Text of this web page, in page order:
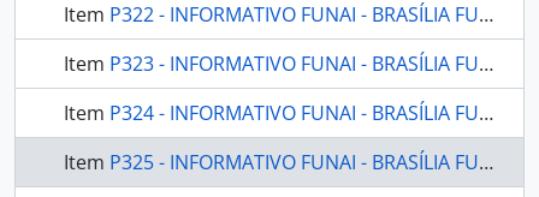
Item P322 - INFORMATIVO FUNAI - BRASÍLIA FUNAI - 2009 - Nº03 - CADERNO 01
Item P323 - INFORMATIVO FUNAI - BRASÍLIA FUNAI - 2009 - Nº03 - CADERNO 02
Item P324 - INFORMATIVO FUNAI - BRASÍLIA FUNAI - 2009 - Nº04
Item P325 - INFORMATIVO FUNAI - BRASÍLIA FUNAI - 2009 - Nº05